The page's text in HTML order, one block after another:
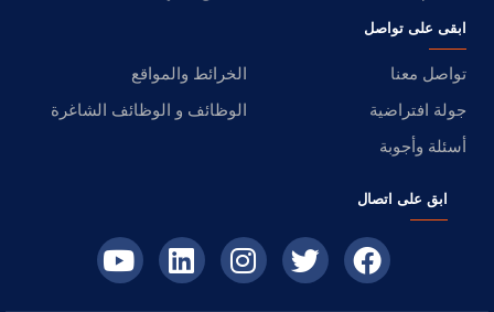
ابقى على تواصل
تواصل معنا
الخرائط والمواقع
جولة افتراضية
الوظائف و الوظائف الشاغرة
أسئلة وأجوبة
ابق على اتصال